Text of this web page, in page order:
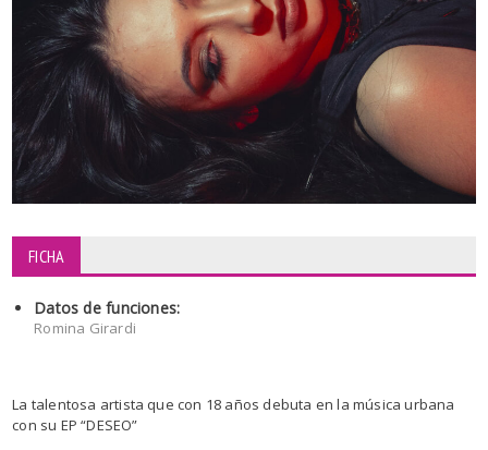
FICHA
Datos de funciones:
Romina Girardi
La talentosa artista que con 18 años debuta en la música urbana
con su EP “DESEO”